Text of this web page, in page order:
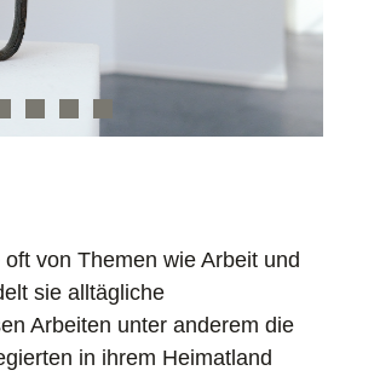
von Themen wie Arbeit und
sie alltägliche
Arbeiten unter anderem die
in ihrem Heimatland